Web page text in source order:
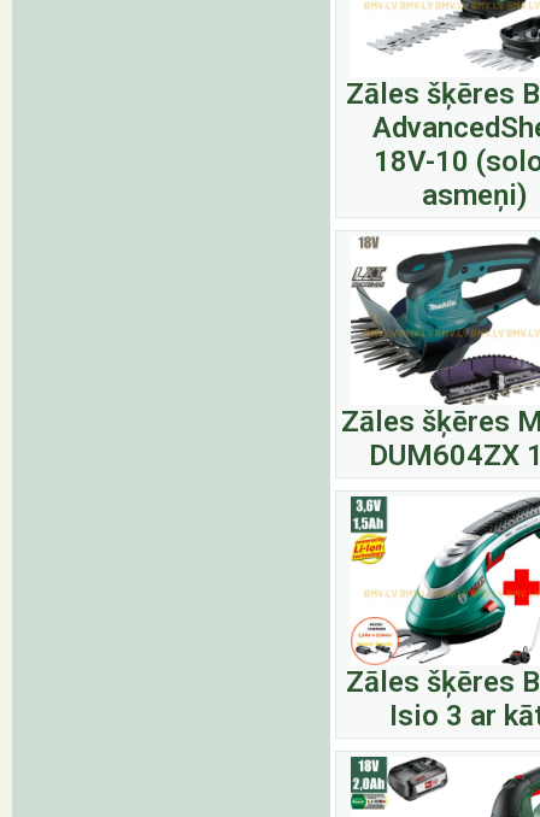
Zāles šķēres
18V-10
asmeņi)
Zāles šķēres
DUM604ZX
Zāles šķēres
Isio 3 ar